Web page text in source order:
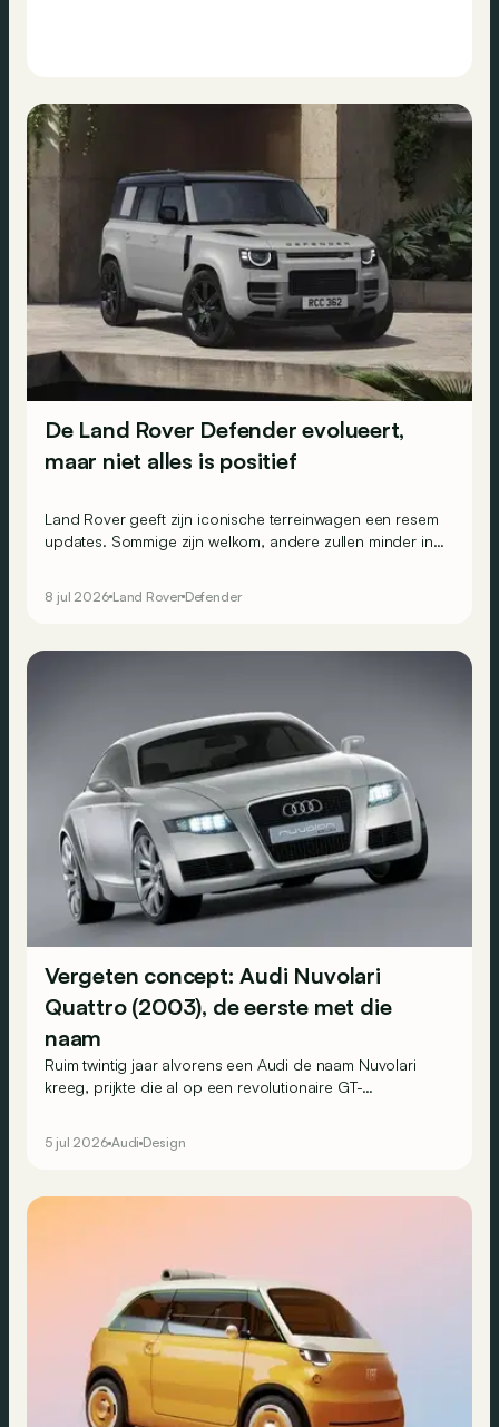
De Land Rover Defender evolueert,
maar niet alles is positief
Land Rover geeft zijn iconische terreinwagen een resem
updates. Sommige zijn welkom, andere zullen minder in
8 jul 2026 Land Rover Defender
Vergeten concept: Audi Nuvolari
Quattro (2003), de eerste met die
naam
Ruim twintig jaar alvorens een Audi de naam Nuvolari
kreeg, prijkte die al op een revolutionaire GT-
5 jul 2026 Audi Design